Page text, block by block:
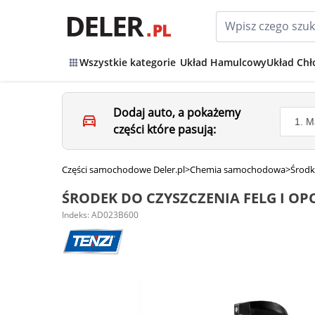
Wszystkie kategorie Układ HamulcowyUkład
Dodaj auto, a pokażemy
części które pasują:
Części samochodowe Deler.pl>Chemia samochodowa>
ŚRODEK DO CZYSZCZENIA FELG I
Indeks: AD023B600